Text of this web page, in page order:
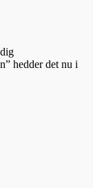
hedder det nu i